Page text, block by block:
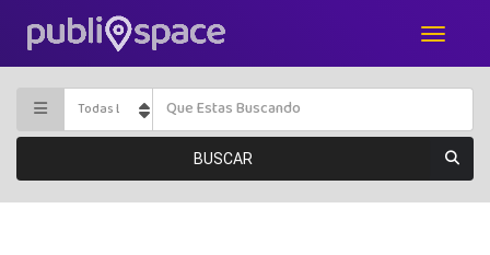
BUSCAR